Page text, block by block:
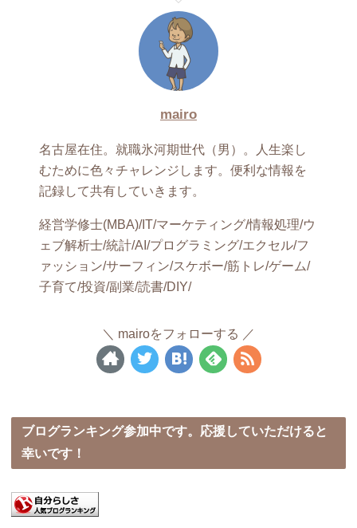
mairo
名古屋在住。就職氷河期世代（男）。人生楽し
むために色々チャレンジします。便利な情報を
記録して共有していきます。
経営学修士(MBA)/IT/マーケティング/情報処理/ウ
ェブ解析士/統計/AI/プログラミング/エクセル/フ
ァッション/サーフィン/スケボー/筋トレ/ゲーム/
子育て/投資/副業/読書/DIY/
mairoをフォローする
ブログランキング参加中です。応援していただけると
幸いです！